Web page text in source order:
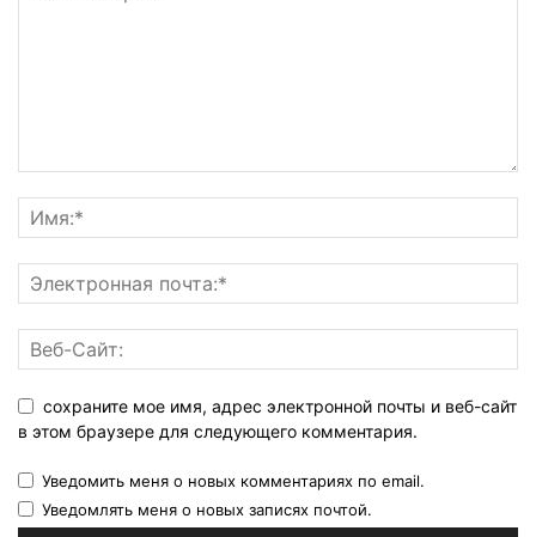
сохраните мое имя, адрес электронной почты и веб-сайт
в этом браузере для следующего комментария.
Уведомить меня о новых комментариях по email.
Уведомлять меня о новых записях почтой.